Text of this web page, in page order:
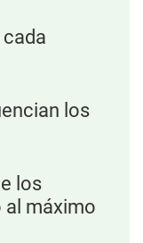
los
los
al máximo